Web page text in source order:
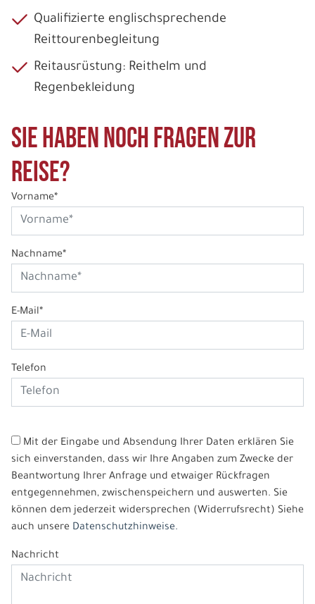
Qualifizierte englischsprechende
Reittourenbegleitung
Reitausrüstung: Reithelm und
Regenbekleidung
Sie haben noch Fragen zur
Reise?
Vorname*
Nachname*
E-Mail*
Telefon
Mit der Eingabe und Absendung Ihrer Daten erklären Sie
sich einverstanden, dass wir Ihre Angaben zum Zwecke der
Beantwortung Ihrer Anfrage und etwaiger Rückfragen
entgegennehmen, zwischenspeichern und auswerten. Sie
können dem jederzeit widersprechen (Widerrufsrecht) Siehe
auch unsere Datenschutzhinweise.
Nachricht